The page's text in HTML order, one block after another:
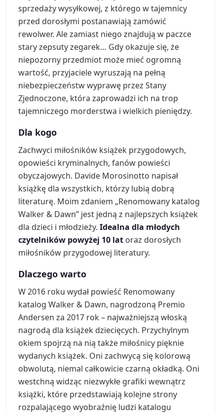
sprzedaży wysyłkowej, z którego w tajemnicy
przed dorosłymi postanawiają zamówić
rewolwer. Ale zamiast niego znajdują w paczce
stary zepsuty zegarek… Gdy okazuje się, że
niepozorny przedmiot może mieć ogromną
wartość, przyjaciele wyruszają na pełną
niebezpieczeństw wyprawę przez Stany
Zjednoczone, która zaprowadzi ich na trop
tajemniczego morderstwa i wielkich pieniędzy.
Dla kogo
Zachwyci miłośników książek przygodowych,
opowieści kryminalnych, fanów powieści
obyczajowych. Davide Morosinotto napisał
książkę dla wszystkich, którzy lubią dobrą
literaturę. Moim zdaniem „Renomowany katalog
Walker & Dawn” jest jedną z najlepszych książek
dla dzieci i młodzieży. Idealna dla młodych
czytelników powyżej 10 lat oraz dorosłych
miłośników przygodowej literatury.
Dlaczego warto
W 2016 roku wydał powieść Renomowany
katalog Walker & Dawn, nagrodzoną Premio
Andersen za 2017 rok – najważniejszą włoską
nagrodą dla książek dziecięcych. Przychylnym
okiem spojrzą na nią także miłośnicy pięknie
wydanych książek. Oni zachwycą się kolorową
obwolutą, niemal całkowicie czarną okładką. Oni
westchną widząc niezwykłe grafiki wewnątrz
książki, które przedstawiają kolejne strony
rozpalającego wyobraźnię ludzi katalogu